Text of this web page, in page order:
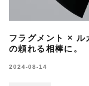
フラグメント × ル
の頼れる相棒に。
2024-08-14